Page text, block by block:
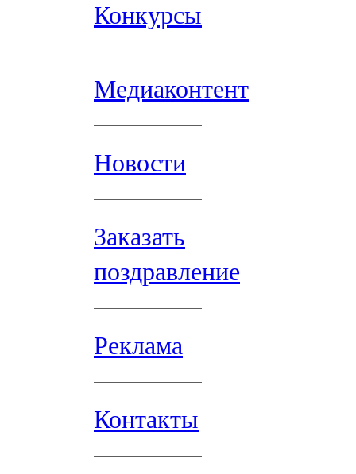
Конкурсы
Медиаконтент
Новости
Заказать
поздравление
Реклама
Контакты